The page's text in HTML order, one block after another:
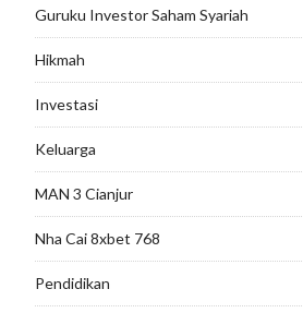
Guruku Investor Saham Syariah
Hikmah
Investasi
Keluarga
MAN 3 Cianjur
Nha Cai 8xbet 768
Pendidikan